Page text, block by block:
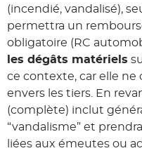
(incendié, vandalisé),
permettra un
obligatoire (RC
les dégâts matériels
ce contexte, car elle ne
envers les tiers. En
(complète) inclut
“vandalisme” et
liées aux émeutes ou